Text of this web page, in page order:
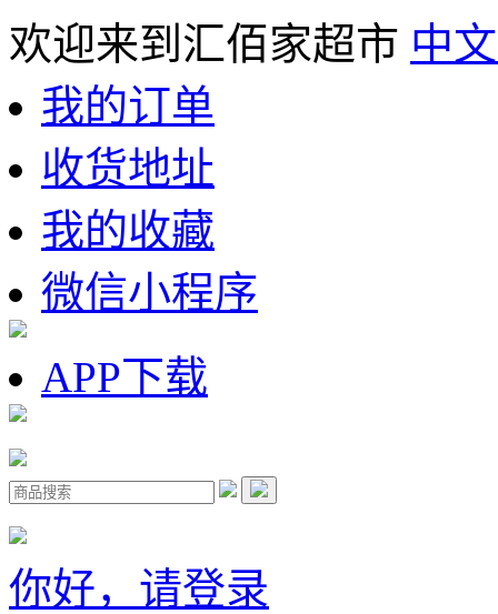
欢迎来到汇佰家超市 中
我的订单
收货地址
我的收藏
微信小程序
APP下载
你好，请登录